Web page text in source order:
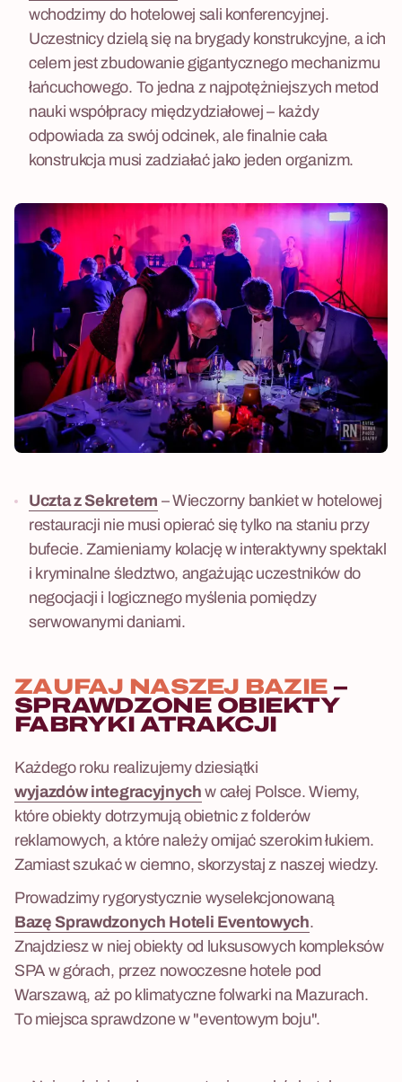
wchodzimy do hotelowej sali konferencyjnej.
Uczestnicy dzielą się na brygady konstrukcyjne, a ich
celem jest zbudowanie gigantycznego mechanizmu
łańcuchowego. To jedna z najpotężniejszych metod
nauki współpracy międzydziałowej – każdy
odpowiada za swój odcinek, ale finalnie cała
konstrukcja musi zadziałać jako jeden organizm.
Uczta z Sekretem – Wieczorny bankiet w hotelowej
restauracji nie musi opierać się tylko na staniu przy
bufecie. Zamieniamy kolację w interaktywny spektakl
i kryminalne śledztwo, angażując uczestników do
negocjacji i logicznego myślenia pomiędzy
serwowanymi daniami.
ZAUFAJ NASZEJ BAZIE –
SPRAWDZONE OBIEKTY
FABRYKI ATRAKCJI
Każdego roku realizujemy dziesiątki
wyjazdów integracyjnych w całej Polsce. Wiemy,
które obiekty dotrzymują obietnic z folderów
reklamowych, a które należy omijać szerokim łukiem.
Zamiast szukać w ciemno, skorzystaj z naszej wiedzy.
Prowadzimy rygorystycznie wyselekcjonowaną
Bazę Sprawdzonych Hoteli Eventowych.
Znajdziesz w niej obiekty od luksusowych kompleksów
SPA w górach, przez nowoczesne hotele pod
Warszawą, aż po klimatyczne folwarki na Mazurach.
To miejsca sprawdzone w "eventowym boju".